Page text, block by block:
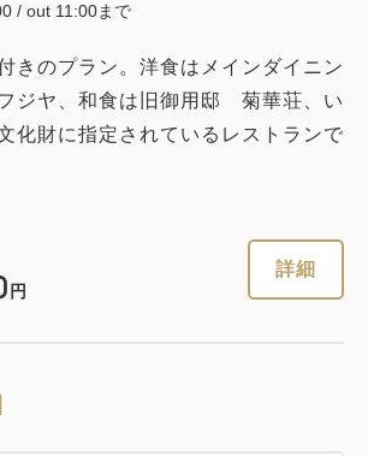
/ out 11:00まで
きのプラン。洋食はメインダイニン
ジヤ、和食は旧御用邸 菊華荘、い
化財に指定されているレストランで
円
詳細